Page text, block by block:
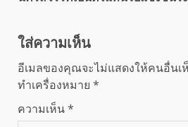
ใส่ความเห็น
อีเมลของคุณจะไม่แสดงให้คนอื่นเ
ทำเครื่องหมาย *
ความเห็น*